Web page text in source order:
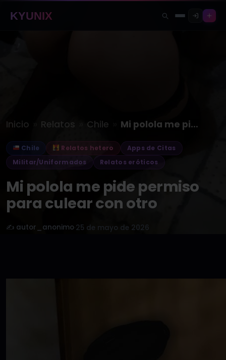
KYUNIX
Inicio Relatos Chile Mi polola me pide permiso para…
Chile Relatos hetero
Apps de Citas
Militar/Uniformados
Relatos eróticos
Mi polola me pide permiso
para culear con otro
✍️ autor_anonimo 25 de mayo de 2026